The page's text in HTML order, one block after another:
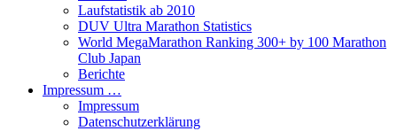
Laufstatistik ab 2010
DUV Ultra Marathon Statistics
World MegaMarathon Ranking 300+ by 100 Marathon
Club Japan
Berichte
Impressum …
Impressum
Datenschutzerklärung